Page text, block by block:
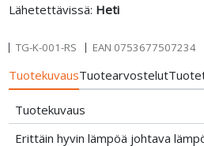
Lähetettävissä: Heti
TG-K-001-RS EAN 0753677507234
TuotekuvausTuotearvostelut
Tuotekuvaus
Erittäin hyvin lämpöä johtava